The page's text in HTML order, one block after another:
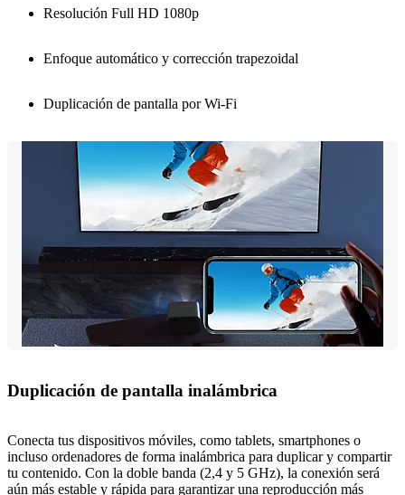
Resolución Full HD 1080p
Enfoque automático y corrección trapezoidal
Duplicación de pantalla por Wi-Fi
Duplicación de pantalla inalámbrica
Conecta tus dispositivos móviles, como tablets, smartphones o
incluso ordenadores de forma inalámbrica para duplicar y compartir
tu contenido. Con la doble banda (2,4 y 5 GHz), la conexión será
aún más estable y rápida para garantizar una reproducción más